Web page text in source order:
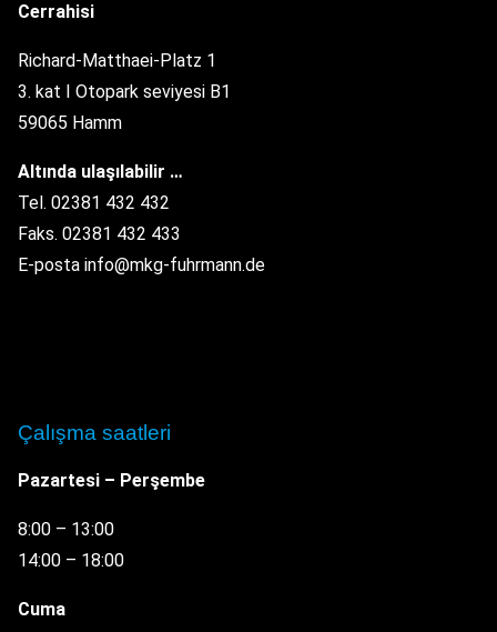
Cerrahisi
Richard-Matthaei-Platz 1
3. kat I Otopark seviyesi B1
59065 Hamm
Altında ulaşılabilir …
Tel. 02381 432 432
Faks. 02381 432 433
E-posta info@mkg-fuhrmann.de
Çalışma saatleri
Pazartesi – Perşembe
8:00 – 13:00
14:00 – 18:00
Cuma